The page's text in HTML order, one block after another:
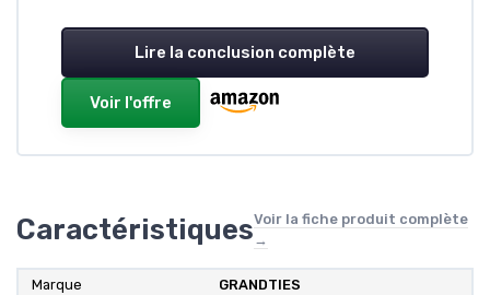
Lire la conclusion complète
Voir l'offre
CaractéristiquesVoir la fiche produit complète
→
Marque GRANDTIES